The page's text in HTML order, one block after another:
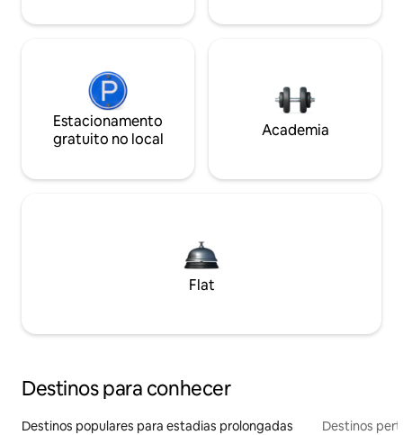
Estacionamento
gratuito no local
Academia
Flat
Destinos para conhecer
Destinos populares para estadias prolongadas Destinos